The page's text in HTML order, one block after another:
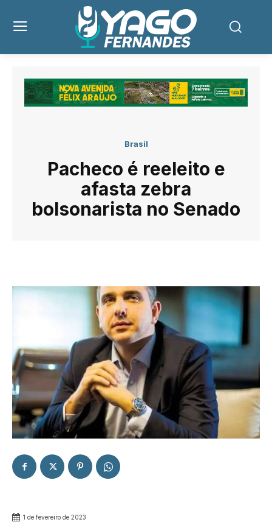
Brasil
Pacheco é reeleito e
afasta zebra
bolsonarista no Senado
1 de fevereiro de 2023